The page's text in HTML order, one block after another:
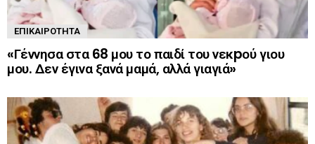
ΕΠΙΚΑΙΡΌΤΗΤΑ
«Γέννησα στα 68 μου το παιδί του νεκpού γιου
μου. Δεν έγινα ξανά μαμά, αλλά γιαγιά»